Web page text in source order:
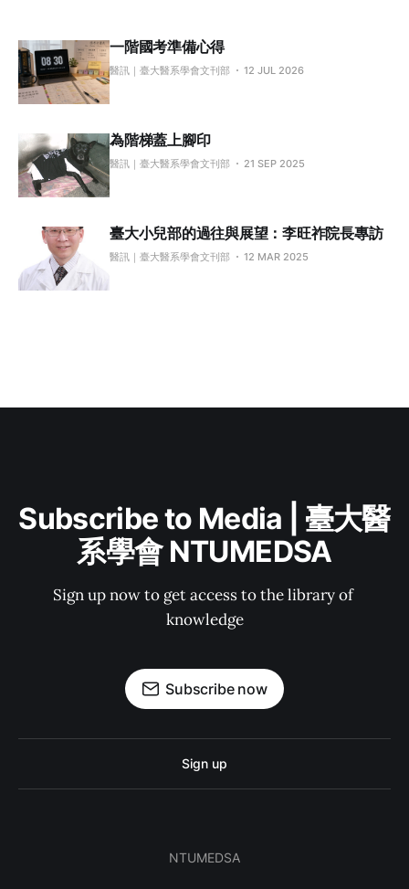
一階國考準備心得
醫訊｜臺大醫系學會文刊部 12 JUL 2026
為階梯蓋上腳印
醫訊｜臺大醫系學會文刊部 21 SEP 2025
臺大小兒部的過往與展望：李旺祚院長專訪
醫訊｜臺大醫系學會文刊部 12 MAR 2025
Subscribe to Media | 臺大醫
系學會 NTUMEDSA
Sign up now to get access to the library of
knowledge
Subscribe now
Sign up
NTUMEDSA